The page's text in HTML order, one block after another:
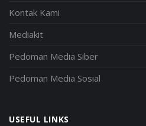
Kontak Kami
Mediakit
Pedoman Media Siber
Pedoman Media Sosial
USEFUL LINKS